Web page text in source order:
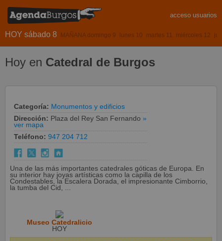
acceso usuarios
HOY sábado 8 MAÑANA domingo 9 lunes 10 martes 11 miércoles 12
Hoy en Catedral de Burgos
Categoría: Monumentos y edificios
Dirección: Plaza del Rey San Fernando »
ver mapa
Teléfono: 947 204 712
Una de las más importantes catedrales góticas de Europa. En
su interior hay joyas artísticas como la capilla de los
Condestables, la Escalera Dorada, el impresionante Cimborrio,
la tumba del Cid, ...
Museo Catedralicio
HOY